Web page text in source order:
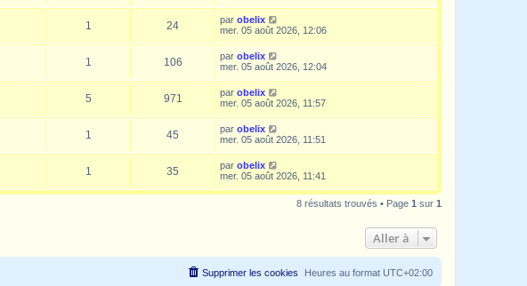
1 24 par obelix
mer. 05 août 2026, 12:06
1 106 par obelix
mer. 05 août 2026, 12:04
5 971 par obelix
mer. 05 août 2026, 11:57
1 45 par obelix
mer. 05 août 2026, 11:51
1 35 par obelix
mer. 05 août 2026, 11:41
8 résultats trouvés • Page 1 sur 1
Aller à
Heures au format UTC+02:00
Supprimer les cookies